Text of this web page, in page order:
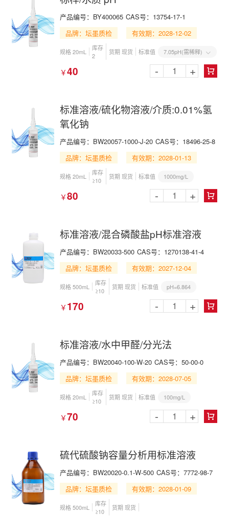
产品编号：BY400065 CAS号：13754-17-1
品牌：坛墨质检
有效期：2028-12-02
规格 20mL
库存
2
货期 现货 标准值 7.05pH(需稀释) 
￥40 
- +
标准溶液/硫化物溶液/介质:0.01%氢
氧化钠
产品编号：BW20057-1000-J-20 CAS号：18496-25-8
品牌：坛墨质检
有效期：2028-01-13
规格 20mL
库存
≥10
货期 现货 标准值 1000mg/L
￥80 
- +
标准溶液/混合磷酸盐pH标准溶液
产品编号：BW20033-500 CAS号：1270138-41-4
品牌：坛墨质检
有效期：2027-12-04
规格 500mL
库存
≥10
货期 现货 标准值 pH=6.864
￥ 170 
- +
标准溶液/水中甲醛/分光法
产品编号：BW20040-100-W-20 CAS号：50-00-0
品牌：坛墨质检
有效期：2028-07-05
规格 20mL
库存
≥10
货期 现货 标准值 100mg/L
￥70 
- +
硫代硫酸钠容量分析用标准溶液
产品编号：BW20020-0.1-W-500 CAS号：7772-98-7
品牌：坛墨质检
有效期：2028-01-09
规格 500mL
库存
≥10
货期 现货